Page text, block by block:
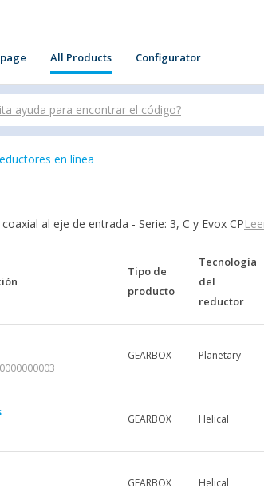
All Products Configurator
ayuda para encontrar el código?
en línea
al eje de entrada - Serie: 3, C y Evox CP
Tipo de
producto
Tecnología
del
reductor
GEARBOX Planetary
GEARBOX Helical
GEARBOX Helical